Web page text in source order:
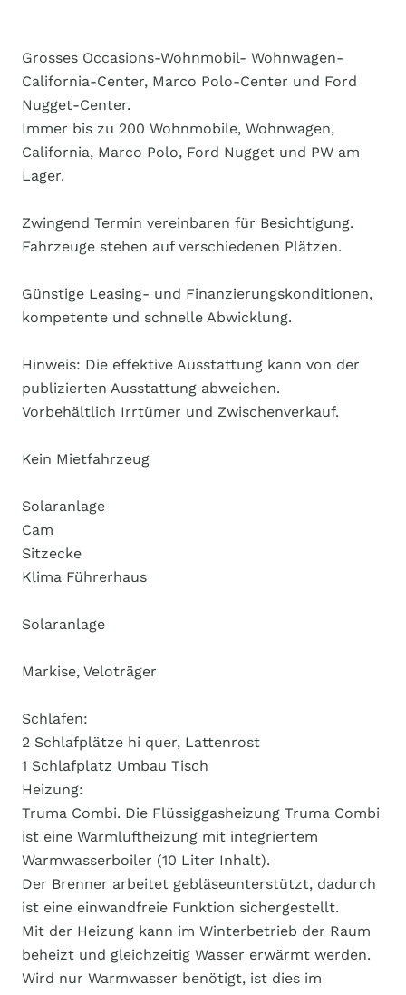
Grosses Occasions-Wohnmobil- Wohnwagen-
California-Center, Marco Polo-Center und Ford
Nugget-Center.
Immer bis zu 200 Wohnmobile, Wohnwagen,
California, Marco Polo, Ford Nugget und PW am
Lager.
Zwingend Termin vereinbaren für Besichtigung.
Fahrzeuge stehen auf verschiedenen Plätzen.
Günstige Leasing- und Finanzierungskonditionen,
kompetente und schnelle Abwicklung.
Hinweis: Die effektive Ausstattung kann von der
publizierten Ausstattung abweichen.
Vorbehältlich Irrtümer und Zwischenverkauf.
Kein Mietfahrzeug
Solaranlage
Cam
Sitzecke
Klima Führerhaus
Solaranlage
Markise, Veloträger
Schlafen:
2 Schlafplätze hi quer, Lattenrost
1 Schlafplatz Umbau Tisch
Heizung:
Truma Combi. Die Flüssiggasheizung Truma Combi
ist eine Warmluftheizung mit integriertem
Warmwasserboiler (10 Liter Inhalt).
Der Brenner arbeitet gebläseunterstützt, dadurch
ist eine einwandfreie Funktion sichergestellt.
Mit der Heizung kann im Winterbetrieb der Raum
beheizt und gleichzeitig Wasser erwärmt werden.
Wird nur Warmwasser benötigt, ist dies im